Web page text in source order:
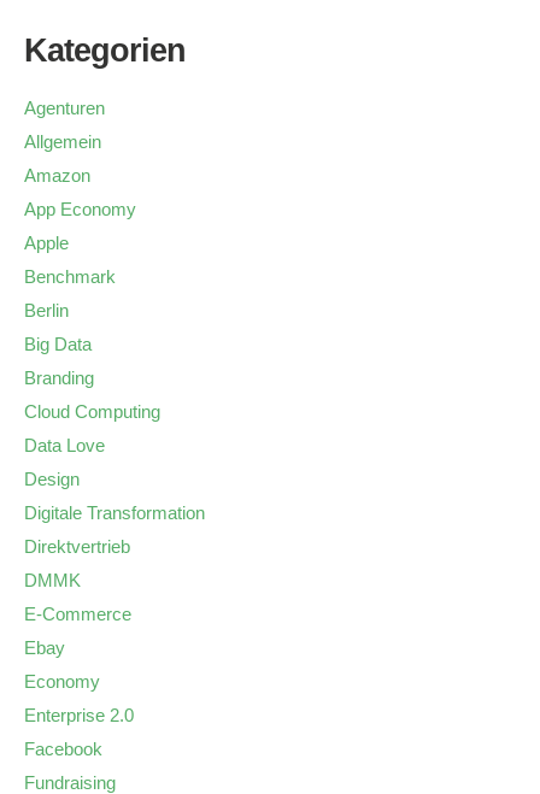
Kategorien
Agenturen
Allgemein
Amazon
App Economy
Apple
Benchmark
Berlin
Big Data
Branding
Cloud Computing
Data Love
Design
Digitale Transformation
Direktvertrieb
DMMK
E-Commerce
Ebay
Economy
Enterprise 2.0
Facebook
Fundraising